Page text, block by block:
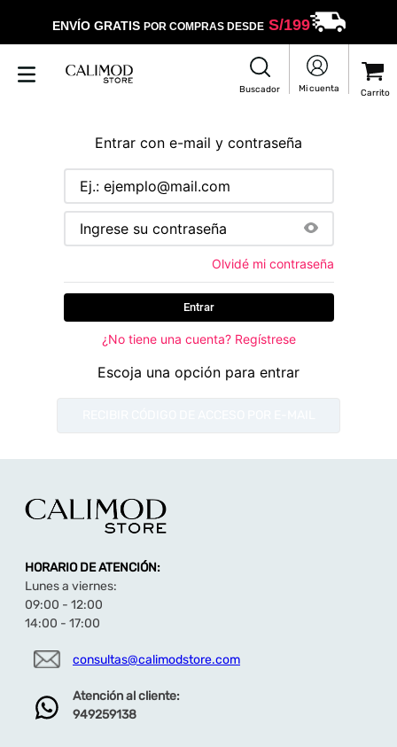
ENVÍO GRATIS POR COMPRAS DESDES/199
Escoja una opción para entrar
Entrar con e-mail y contraseña
Olvidé mi contraseña
Entrar
¿No tiene una cuenta? Regístrese
HORARIO DE ATENCIÓN:
Lunes a viernes:
09:00 - 12:00
14:00 - 17:00
consultas@calimodstore.com
Atención al cliente:
949259138